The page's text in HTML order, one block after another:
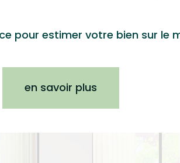
pour estimer votre bien sur le
en savoir plus